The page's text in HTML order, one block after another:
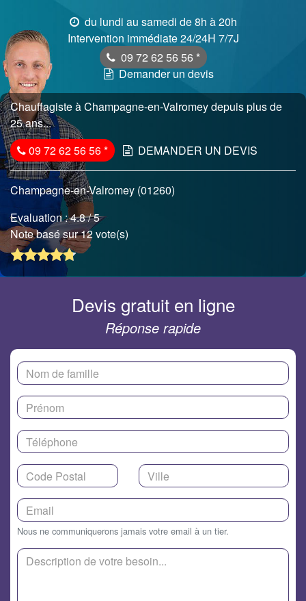
du lundi au samedi de 8h à 20h
Intervention immédiate 24/24H 7/7J
09 72 62 56 56 *
Demander un devis
Chauffagiste à Champagne-en-Valromey depuis plus de
25 ans...
09 72 62 56 56* DEMANDER UN DEVIS
Champagne-en-Valromey (01260)
Evaluation :4.8/ 5
Note basé sur 12 vote(s)
Devis gratuit en ligne
Réponse rapide
Nous ne communiquerons jamais votre email à un tier.